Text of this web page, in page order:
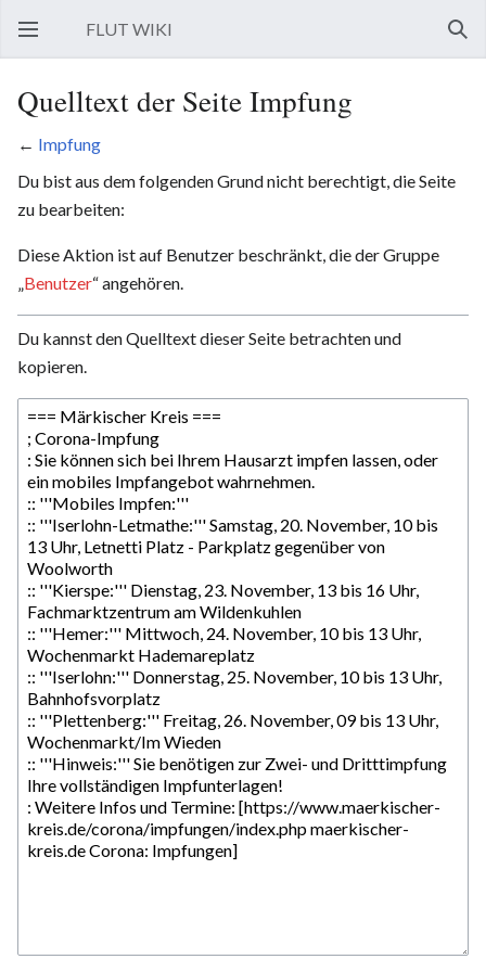
Hauptmenü öffnen
FLUT WIKI
Quelltext der Seite Impfung
← Impfung
Du bist aus dem folgenden Grund nicht berechtigt, die Seite
zu bearbeiten:
Diese Aktion ist auf Benutzer beschränkt, die der Gruppe
„Benutzer“ angehören.
Du kannst den Quelltext dieser Seite betrachten und
kopieren.